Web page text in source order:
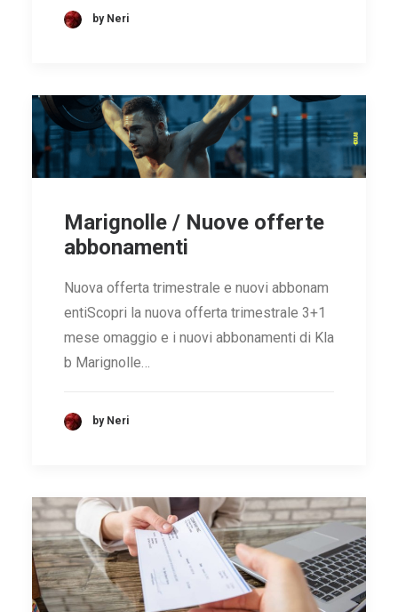
by Neri
Marignolle / Nuove offerte
abbonamenti
Nuova offerta trimestrale e nuovi abbonam
entiScopri la nuova offerta trimestrale 3+1
mese omaggio e i nuovi abbonamenti di Kla
b Marignolle…
by Neri